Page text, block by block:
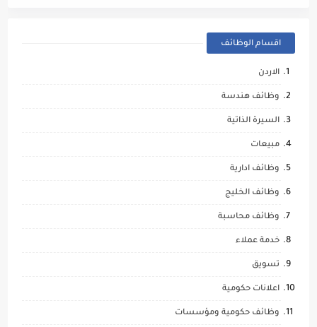
اقسام الوظائف
الاردن
وظائف هندسة
السيرة الذاتية
مبيعات
وظائف ادارية
وظائف الخليج
وظائف محاسبة
خدمة عملاء
تسويق
اعلانات حكومية
وظائف حكومية ومؤسسات